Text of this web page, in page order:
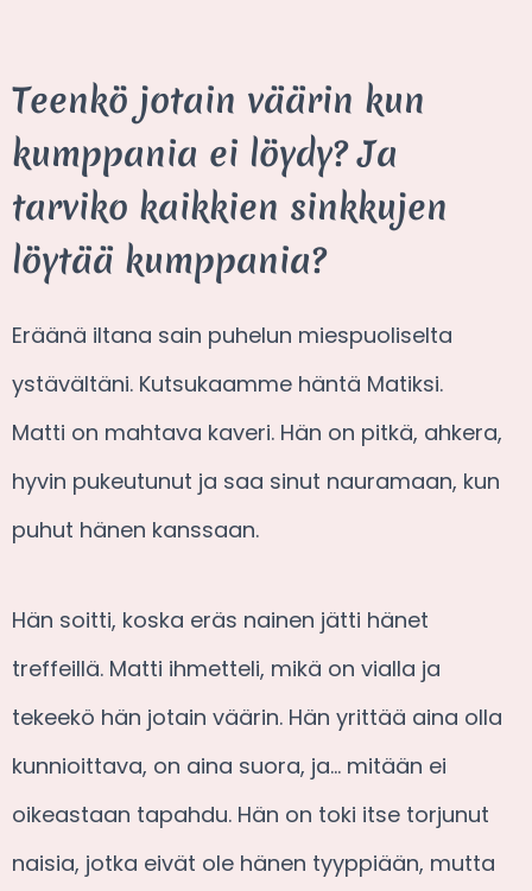
Teenkö jotain väärin kun
kumppania ei löydy? Ja
tarviko kaikkien sinkkujen
löytää kumppania?
Eräänä iltana sain puhelun miespuoliselta
ystävältäni. Kutsukaamme häntä Matiksi.
Matti on mahtava kaveri. Hän on pitkä, ahkera,
hyvin pukeutunut ja saa sinut nauramaan, kun
puhut hänen kanssaan.
Hän soitti, koska eräs nainen jätti hänet
treffeillä. Matti ihmetteli, mikä on vialla ja
tekeekö hän jotain väärin. Hän yrittää aina olla
kunnioittava, on aina suora, ja… mitään ei
oikeastaan tapahdu. Hän on toki itse torjunut
naisia, jotka eivät ole hänen tyyppiään, mutta